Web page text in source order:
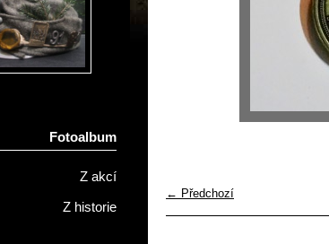
← Předchozí
Fotoalbum
Z akcí
Z historie